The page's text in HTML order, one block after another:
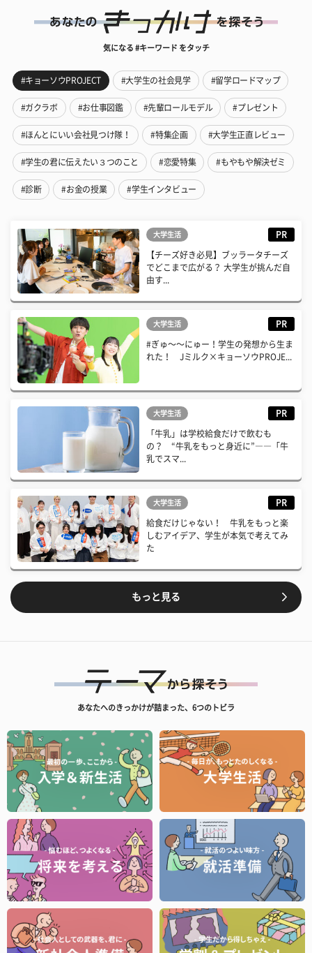
気になる #キーワード をタッチ
#キョーソウPROJECT #大学生の社会見学 #留学ロードマップ
#ガクラボ #お仕事図鑑 #先輩ロールモデル #プレゼント
#ほんとにいい会社見つけ隊！ #特集企画 #大学生正直レビュー
#学生の君に伝えたい３つのこと #恋愛特集 #もやもや解決ゼミ
#診断 #お金の授業 #学生インタビュー
大学生活 PR
【チーズ好き必見】ブッラータチーズ
でどこまで広がる？ 大学生が挑んだ自
由す...
大学生活 PR
#ぎゅ〜〜にゅー！学生の発想から生ま
れた！ Jミルク×キョーソウPROJE...
大学生活 PR
「牛乳」は学校給食だけで飲むも
の？ “牛乳をもっと身近に”――「牛
乳でスマ...
大学生活 PR
給食だけじゃない！ 牛乳をもっと楽
しむアイデア、学生が本気で考えてみ
た
もっと見る
あなたへのきっかけが詰まった、6つのトビラ